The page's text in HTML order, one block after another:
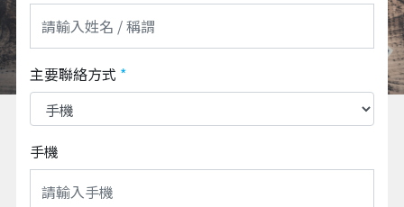
主要聯絡方式 *
手機